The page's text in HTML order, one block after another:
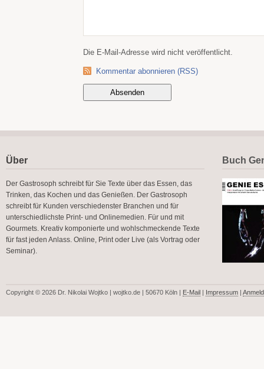
Die E-Mail-Adresse wird nicht veröffentlicht.
Kommentar abonnieren (RSS)
Über
Der Gastrosoph schreibt für Sie Texte über das Essen, das
Trinken, das Kochen und das Genießen. Der Gastrosoph
schreibt für Kunden verschiedenster Branchen und für
unterschiedlichste Print- und Onlinemedien. Für und mit
Gourmets. Kreativ komponierte und wohlschmeckende Texte
für fast jeden Anlass. Online, Print oder Live (als Vortrag oder
Seminar).
Buch
Copyright © 2026 Dr. Nikolai Wojtko | wojtko.de | 50670 Köln | E-Mail | Impressum |